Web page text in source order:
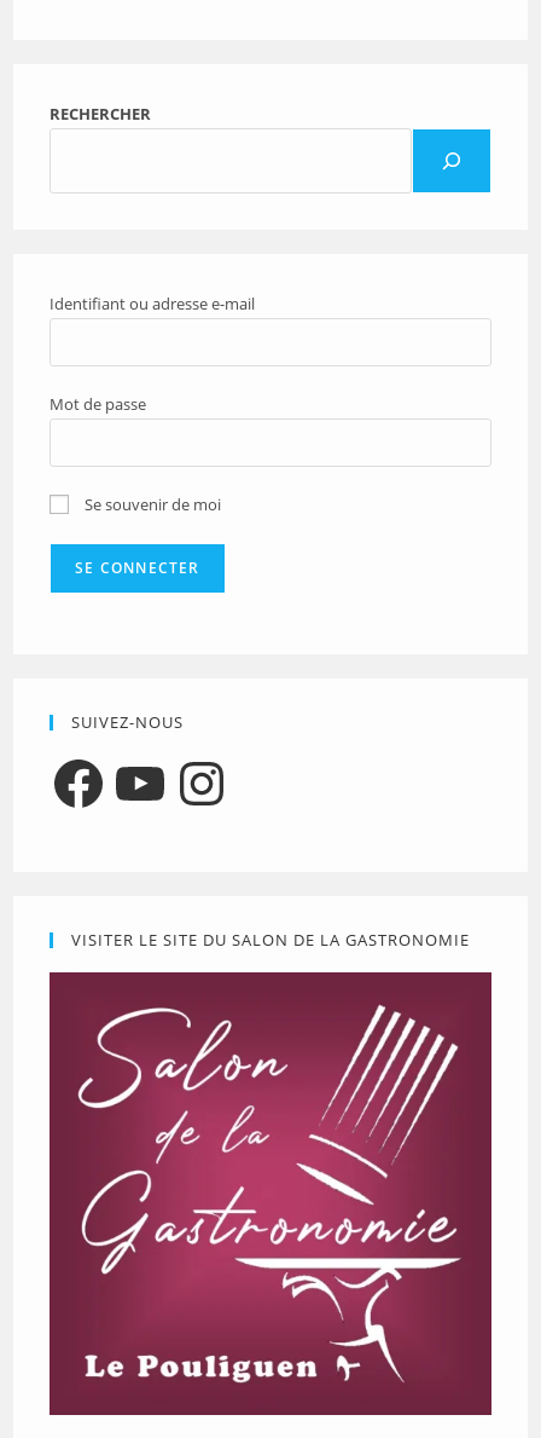
RECHERCHER
Identifiant ou adresse e-mail
Mot de passe
Se souvenir de moi
SUIVEZ-NOUS
FacebookYouTubeInstagram
VISITER LE SITE DU SALON DE LA GASTRONOMIE